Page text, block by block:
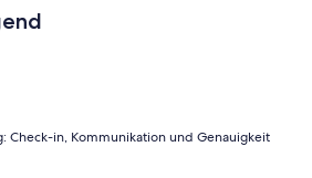
Check-in, Kommunikation und Genauigkeit